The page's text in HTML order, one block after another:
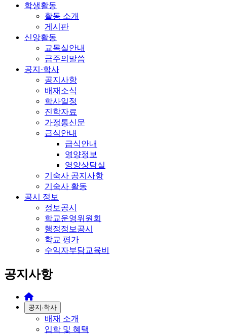
학생활동
활동 소개
게시판
신앙활동
교목실안내
금주의말씀
공지·학사
공지사항
배재소식
학사일정
진학자료
가정통신문
급식안내
급식안내
영양정보
영양상담실
기숙사 공지사항
기숙사 활동
공시 정보
정보공시
학교운영위원회
행정정보공시
학교 평가
수익자부담교육비
공지사항
공지·학사
배재 소개
입학 및 혜택